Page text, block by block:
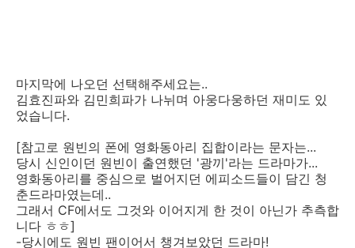
마지막에 나오던 선택해주세요는..
김효진파와 김민희파가 나뉘며 아웅다웅하던 재미도 있
었습니다.
[참고로 원빈의 폰에 영화동아리 집합이라는 문자는...
당시 신인이던 원빈이 출연했던 '광끼'라는 드라마가...
영화동아리를 중심으로 벌어지던 에피소드들이 담긴 청
춘드라마였는데..
그래서 CF에서도 그것와 이어지게 한 것이 아닌가 추측합
니다 ㅎㅎ]
-당시에도 원빈 팬이어서 챙겨보았던 드라마!